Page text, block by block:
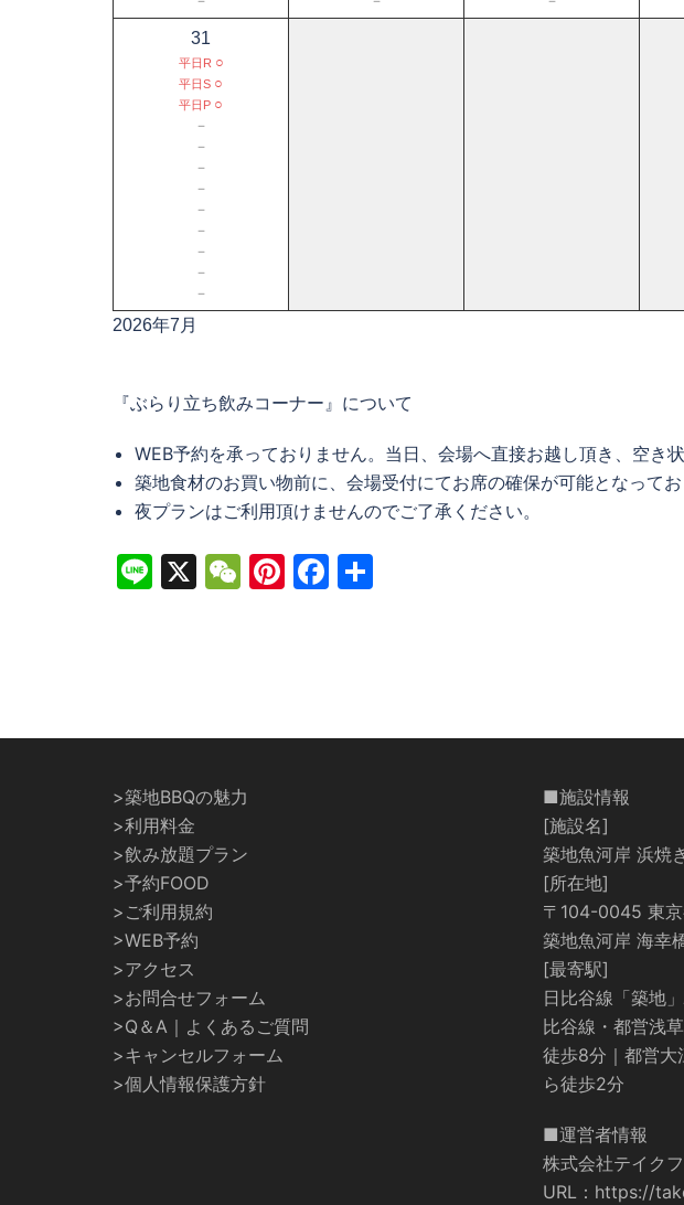
31
平日R ○
平日S ○
平日P ○
－
－
－
－
－
－
－
－
－
2026年7月
『ぶらり立ち飲みコーナー』について
WEB予約を承っておりません。当日、会場へ直接お越し頂き、空き
築地食材のお買い物前に、会場受付にてお席の確保が可能となって
夜プランはご利用頂けませんのでご了承ください。
Line
X WeChat
Pinterest
Facebook
>築地BBQの魅力
>利用料金
>飲み放題プラン
>予約FOOD
>ご利用規約
>WEB予約
>アクセス
>お問合せフォーム
>Q＆A｜よくあるご質問
>キャンセルフォーム
>個人情報保護方針
■施設情報
[施設名]
築地魚河岸 浜焼
[所在地]
〒104-0045 東
築地魚河岸 海幸
[最寄駅]
日比谷線「築地
比谷線・都営浅
徒歩8分｜都営大
ら徒歩2分
■運営者情報
株式会社テイク
URL： https://